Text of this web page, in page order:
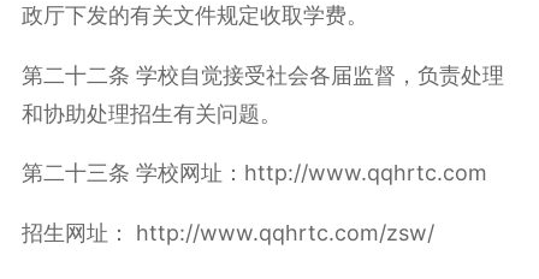
政厅下发的有关文件规定收取学费。
第二十二条 学校自觉接受社会各届监督，负责处理
和协助处理招生有关问题。
第二十三条 学校网址： http://www.qqhrtc.com
招生网址： http://www.qqhrtc.com/zsw/